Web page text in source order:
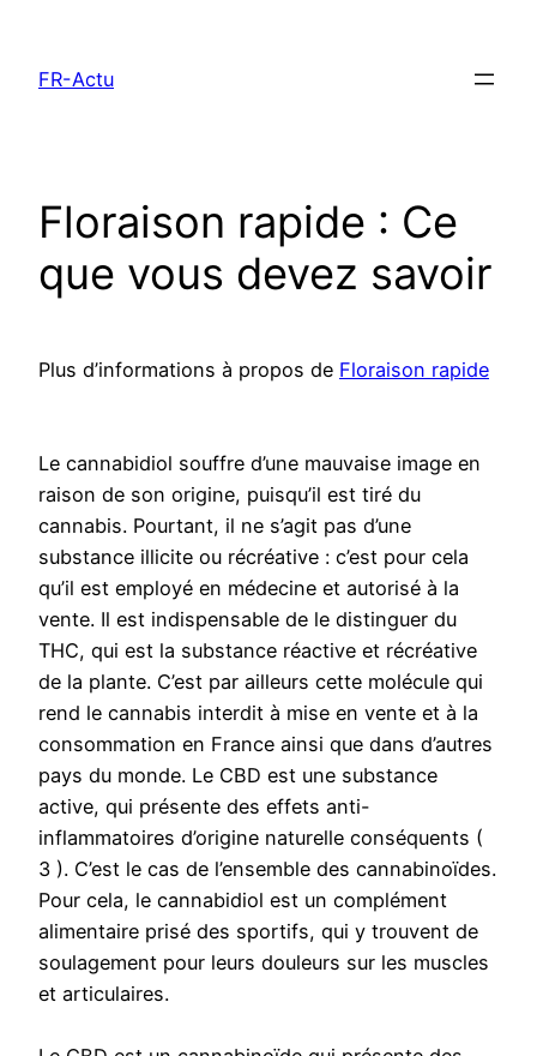
contenu
FR-Actu
Floraison rapide : Ce
que vous devez savoir
Plus d’informations à propos de Floraison rapide
Le cannabidiol souffre d’une mauvaise image en
raison de son origine, puisqu’il est tiré du
cannabis. Pourtant, il ne s’agit pas d’une
substance illicite ou récréative : c’est pour cela
qu’il est employé en médecine et autorisé à la
vente. Il est indispensable de le distinguer du
THC, qui est la substance réactive et récréative
de la plante. C’est par ailleurs cette molécule qui
rend le cannabis interdit à mise en vente et à la
consommation en France ainsi que dans d’autres
pays du monde. Le CBD est une substance
active, qui présente des effets anti-
inflammatoires d’origine naturelle conséquents (
3 ). C’est le cas de l’ensemble des cannabinoïdes.
Pour cela, le cannabidiol est un complément
alimentaire prisé des sportifs, qui y trouvent de
soulagement pour leurs douleurs sur les muscles
et articulaires.